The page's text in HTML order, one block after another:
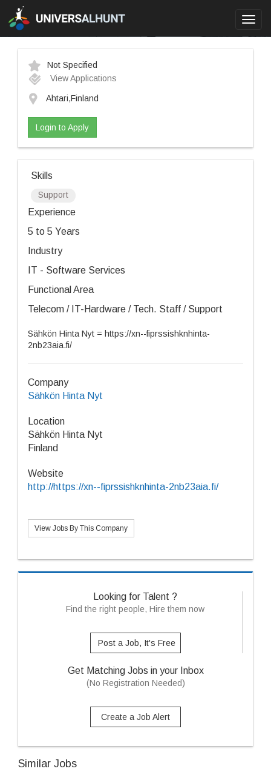
Not Specified
View Applications
Ahtari,Finland
Login to Apply
Skills
Support
Experience
5 to 5 Years
Industry
IT - Software Services
Functional Area
Telecom / IT-Hardware / Tech. Staff / Support
Sähkön Hinta Nyt = https://xn--fiprssishknhinta-
2nb23aia.fi/
Company
Sähkön Hinta Nyt
Location
Sähkön Hinta Nyt
Finland
Website
http://https://xn--fiprssishknhinta-2nb23aia.fi/
View Jobs By This Company
Looking for Talent ?
Find the right people, Hire them now
Post a Job, It's Free
Get Matching Jobs in your Inbox
(No Registration Needed)
Create a Job Alert
Similar Jobs